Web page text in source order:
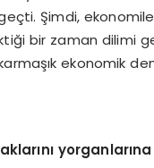
Şimdi,
bir zaman dilimi
ekonomik